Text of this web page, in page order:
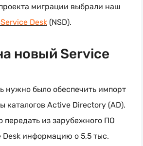
миграции выбрали наш
Desk (NSD).
новый Service
нужно было обеспечить импорт
каталогов Active Directory (AD).
передать из зарубежного ПО
Desk информацию о 5,5 тыс.